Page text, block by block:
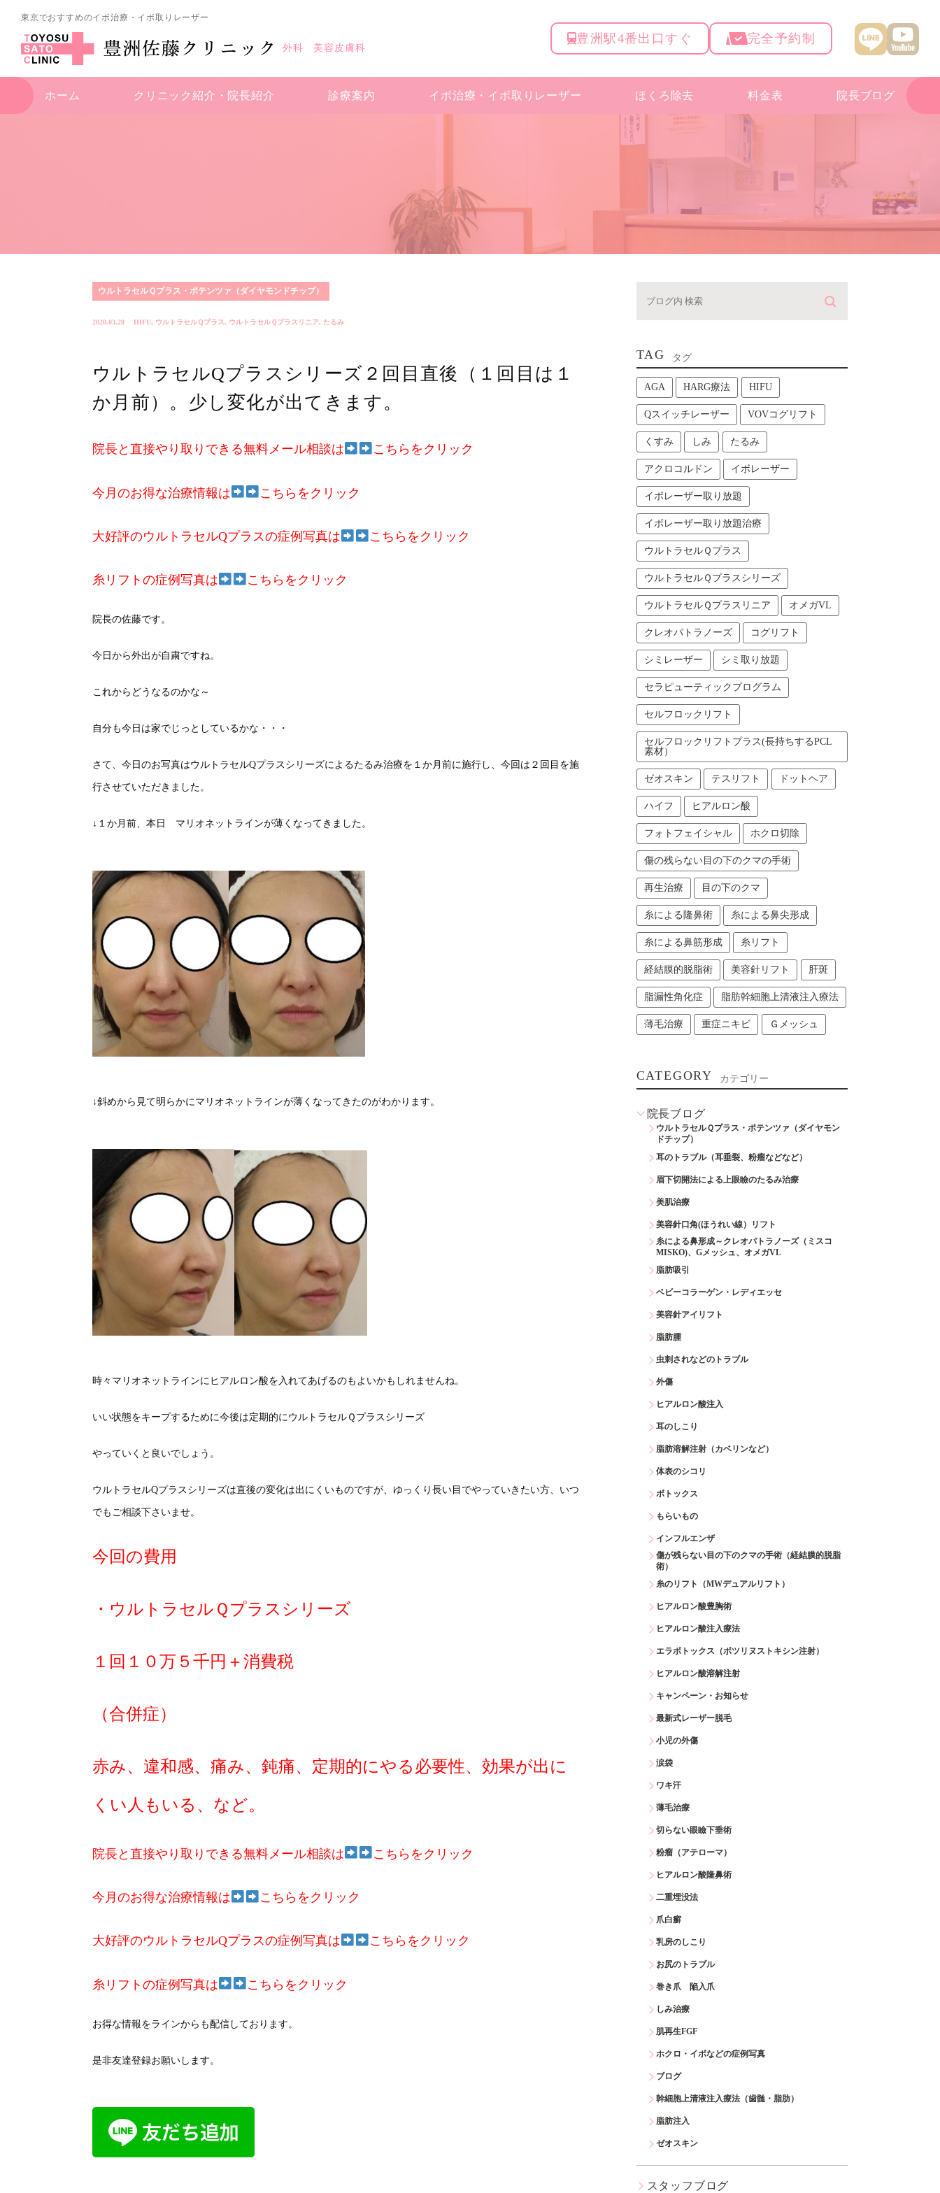
東京でおすすめのイボ治療・イボ取りレーザー
外科 美容皮膚科
豊洲駅4番出口すぐ 完全予約制
ホーム クリニック紹介・ 院長紹介 診療案内 イボ治療・ イボ取りレーザー ほくろ除去 料金表 院長ブログ
ウルトラセルＱプラス・ポテンツァ（ダイヤモンドチップ）
2020.03.28 HIFU, ウルトラセルＱプラス, ウルトラセルＱプラスリニア, たるみ
ウルトラセルQプラスシリーズ２回目直後（１回目は１
か月前）。少し変化が出てきます。
院長と直接やり取りできる無料メール相談は こちらをクリック
今月のお得な治療情報は こちらをクリック
大好評のウルトラセルQプラスの症例写真は こちらをクリック
糸リフトの症例写真は こちらをクリック
院長の佐藤です。
今日から外出が自粛ですね。
これからどうなるのかな～
自分も今日は家でじっとしているかな・・・
さて、今日のお写真はウルトラセルQプラスシリーズによるたるみ治療を１か月前に施行し、今回は２回目を施
行させていただきました。
↓１か月前、本日 マリオネットラインが薄くなってきました。
↓斜めから見て明らかにマリオネットラインが薄くなってきたのがわかります。
時々マリオネットラインにヒアルロン酸を入れてあげるのもよいかもしれませんね。
いい状態をキープするために今後は定期的にウルトラセルＱプラスシリーズ
やっていくと良いでしょう。
ウルトラセルQプラスシリーズは直後の変化は出にくいものですが、ゆっくり長い目でやっていきたい方、いつ
でもご相談下さいませ。
今回の費用
・ウルトラセルＱプラスシリーズ
１回１０万５千円＋消費税
（合併症）
赤み、違和感、痛み、鈍痛、定期的にやる必要性、効果が出に
くい人もいる、など。
院長と直接やり取りできる無料メール相談は こちらをクリック
今月のお得な治療情報は こちらをクリック
大好評のウルトラセルQプラスの症例写真は こちらをクリック
糸リフトの症例写真は こちらをクリック
お得な情報をラインからも配信しております。
是非友達登録お願いします。
TAG タグ
AGA HARG療法 HIFU
Qスイッチレーザー VOVコグリフト
くすみ しみ たるみ
アクロコルドン イボレーザー
イボレーザー取り放題
イボレーザー取り放題治療
ウルトラセルＱプラス
ウルトラセルＱプラスシリーズ
ウルトラセルＱプラスリニア オメガVL
クレオパトラノーズ コグリフト
シミレーザー シミ取り放題
セラピューティックプログラム
セルフロックリフト
セルフロックリフトプラス(長持ちするPCL
素材）
ゼオスキン テスリフト ドットヘア
ハイフ ヒアルロン酸
フォトフェイシャル ホクロ切除
傷の残らない目の下のクマの手術
再生治療 目の下のクマ
糸による隆鼻術 糸による鼻尖形成
糸による鼻筋形成 糸リフト
経結膜的脱脂術 美容針リフト 肝斑
脂漏性角化症 脂肪幹細胞上清液注入療法
薄毛治療 重症ニキビ Ｇメッシュ
CATEGORY カテゴリー
院長ブログ
ウルトラセルＱプラス・ポテンツァ（ダイヤモン
ドチップ）
耳のトラブル（耳垂裂、粉瘤などなど）
眉下切開法による上眼瞼のたるみ治療
美肌治療
美容針口角(ほうれい線）リフト
糸による鼻形成～クレオパトラノーズ（ミスコ
MISKO)、Gメッシュ、オメガVL
脂肪吸引
ベビーコラーゲン・レディエッセ
美容針アイリフト
脂肪腫
虫刺されなどのトラブル
外傷
ヒアルロン酸注入
耳のしこり
脂肪溶解注射（カベリンなど）
体表のシコリ
ボトックス
もらいもの
インフルエンザ
傷が残らない目の下のクマの手術（経結膜的脱脂
術）
糸のリフト（MWデュアルリフト）
ヒアルロン酸豊胸術
ヒアルロン酸注入療法
エラボトックス（ボツリヌストキシン注射）
ヒアルロン酸溶解注射
キャンペーン・お知らせ
最新式レーザー脱毛
小児の外傷
涙袋
ワキ汗
薄毛治療
切らない眼瞼下垂術
粉瘤（アテローマ）
ヒアルロン酸隆鼻術
二重埋没法
爪白癬
乳房のしこり
お尻のトラブル
巻き爪 陥入爪
しみ治療
肌再生FGF
ホクロ・イボなどの症例写真
ブログ
幹細胞上清液注入療法（歯髄・脂肪）
脂肪注入
ゼオスキン
スタッフブログ